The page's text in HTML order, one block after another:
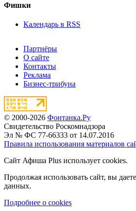
Фишки
Календарь в RSS
Партнёры
О сайте
Контакты
Реклама
Бизнес-трибуна
© 2000-2026 Фонтанка.Ру
Свидетельство Роскомнадзора
Эл № ФС 77-66333 от 14.07.2016
Правила использования материалов
Сайт Афиша Plus использует cookies.
Продолжая использовать сайт, вы
данных.
Подробнее о cookies